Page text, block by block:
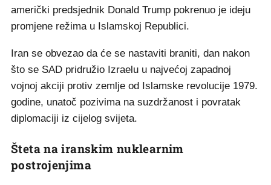
američki predsjednik Donald Trump pokrenuo je ideju
promjene režima u Islamskoj Republici.
Iran se obvezao da će se nastaviti braniti, dan nakon
što se SAD pridružio Izraelu u najvećoj zapadnoj
vojnoj akciji protiv zemlje od Islamske revolucije 1979.
godine, unatoč pozivima na suzdržanost i povratak
diplomaciji iz cijelog svijeta.
Šteta na iranskim nuklearnim
postrojenjima